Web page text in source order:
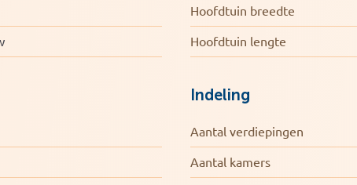
Hoofdtuin breedte
Hoofdtuin lengte
Indeling
Aantal verdiepingen
Aantal kamers